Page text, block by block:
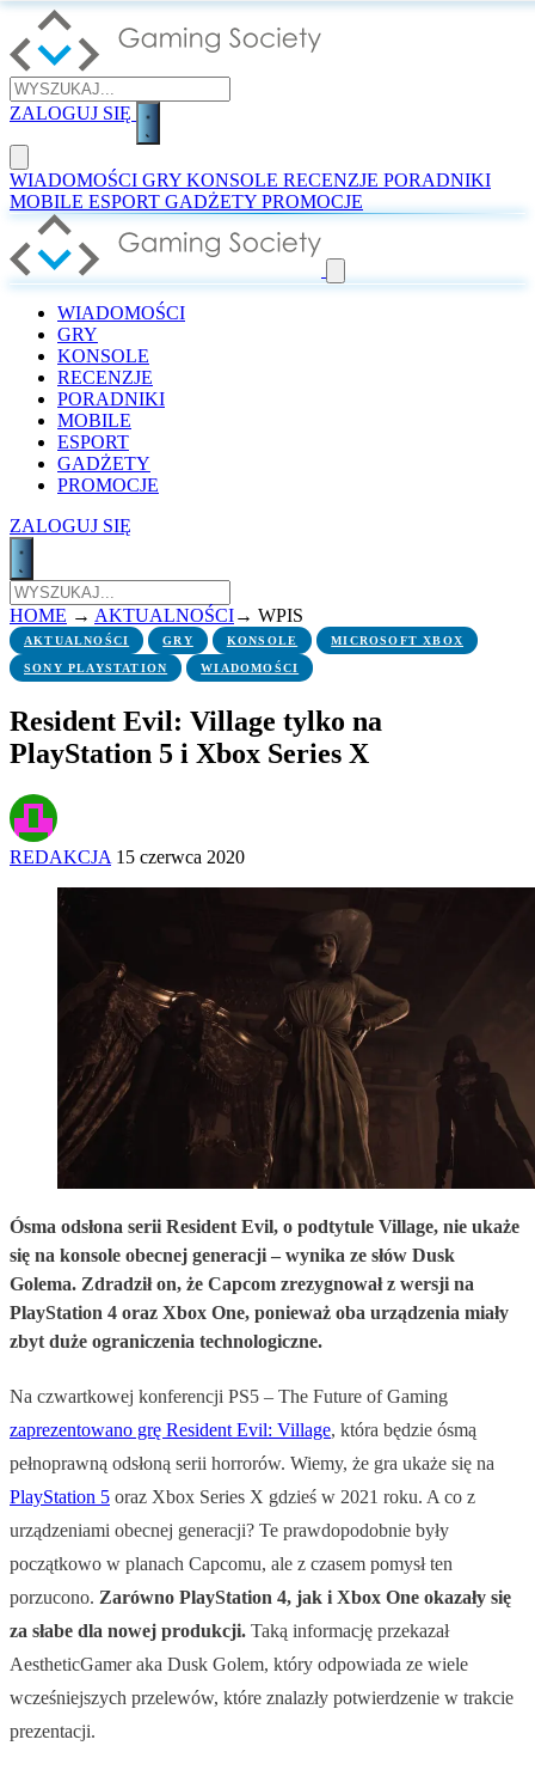
ZALOGUJ SIĘ
WIADOMOŚCI GRY KONSOLE RECENZJE PORADNIKI
MOBILE ESPORT GADŻETY PROMOCJE
WIADOMOŚCI
GRY
KONSOLE
RECENZJE
PORADNIKI
MOBILE
ESPORT
GADŻETY
PROMOCJE
ZALOGUJ SIĘ
HOME → AKTUALNOŚCI→ WPIS
AKTUALNOŚCI GRY KONSOLE MICROSOFT XBOX
SONY PLAYSTATION WIADOMOŚCI
Resident Evil: Village tylko na
PlayStation 5 i Xbox Series X
REDAKCJA 15 czerwca 2020
Ósma odsłona serii Resident Evil, o podtytule Village, nie ukaże
się na konsole obecnej generacji – wynika ze słów Dusk
Golema. Zdradził on, że Capcom zrezygnował z wersji na
PlayStation 4 oraz Xbox One, ponieważ oba urządzenia miały
zbyt duże ograniczenia technologiczne.
Na czwartkowej konferencji PS5 – The Future of Gaming
zaprezentowano grę Resident Evil: Village, która będzie ósmą
pełnoprawną odsłoną serii horrorów. Wiemy, że gra ukaże się na
PlayStation 5 oraz Xbox Series X gdzieś w 2021 roku. A co z
urządzeniami obecnej generacji? Te prawdopodobnie były
początkowo w planach Capcomu, ale z czasem pomysł ten
porzucono. Zarówno PlayStation 4, jak i Xbox One okazały się
za słabe dla nowej produkcji. Taką informację przekazał
AestheticGamer aka Dusk Golem, który odpowiada ze wiele
wcześniejszych przelewów, które znalazły potwierdzenie w trakcie
prezentacji.